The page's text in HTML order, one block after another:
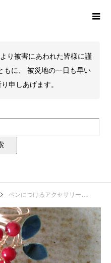
り被害にあわれた皆様に謹
もに、 被災地の一日も早い
申しあげます。
ペンにつけるアクセサリー ペンカフ新柄が入荷いたしました！